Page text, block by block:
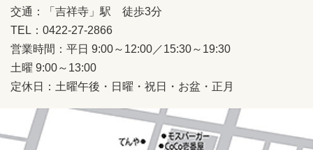
交通：「吉祥寺」駅 徒歩3分
TEL：0422-27-2866
営業時間：平日 9:00～12:00／15:30～19:30
土曜 9:00～13:00
定休日：土曜午後・日曜・祝日・お盆・正月